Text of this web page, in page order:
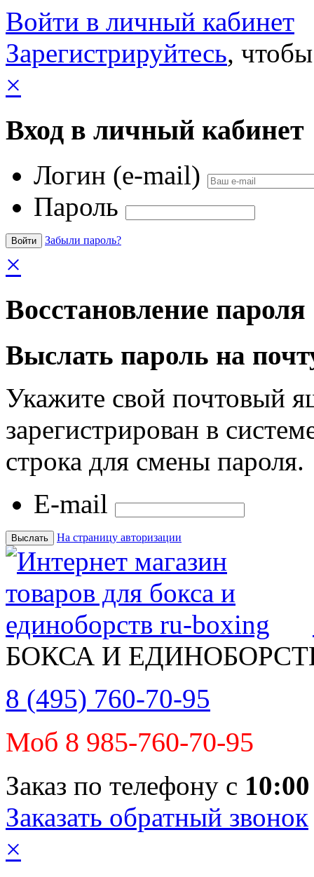
Войти в личный кабинет
Зарегистрируйтесь,
×
Вход в личный кабинет
Логин (e-mail)
Пароль
Забыли пароль?
×
Восстановление пароля
Выслать пароль на
Укажите свой почтовый
зарегистрирован в
строка для смены пароля.
E-mail
На страницу авторизации
БОКСА И
8 (495) 760-70-95
Моб 8 985-760-70-95
Заказ по телефону с 10:00
Заказать обратный звонок
×